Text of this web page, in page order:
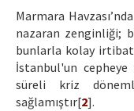
Marmara
nazaran zenginliği;
bunlarla kolay
İstanbul'un cepheye
süreli kriz
sağlamıştır[2].